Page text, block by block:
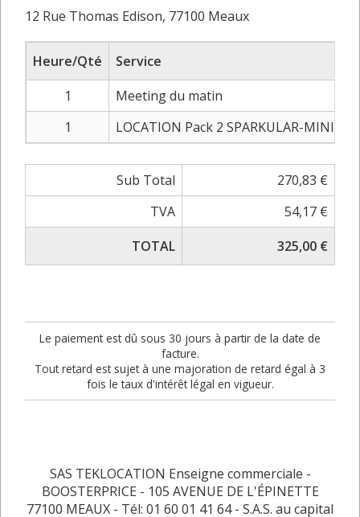
12 Rue Thomas Edison, 77100 Meaux
Heure/Qté
Service
1
Meeting du matin
1
LOCATION Pack 2 SPARKULAR-MINI
Sub Total
270,83 €
TVA
54,17 €
TOTAL
325,00 €
Le paiement est dû sous 30 jours à partir de la date de
facture.
Tout retard est sujet à une majoration de retard égal à 3
fois le taux d'intérêt légal en vigueur.
SAS TEKLOCATION Enseigne commerciale -
BOOSTERPRICE - 105 AVENUE DE L'ÉPINETTE
77100 MEAUX - Tél: 01 60 01 41 64 - S.A.S. au capital